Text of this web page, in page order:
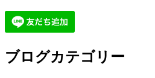
ブログカテゴリー